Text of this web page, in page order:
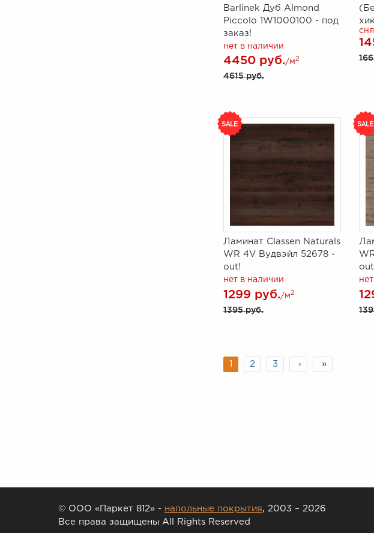
Barlinek Дуб Almond
Piccolo 1W1000100 - под
заказ!
нет в наличии
4450 руб./м 2
4615 руб.
Ламинат Classen Naturals
WR 4V Вудвэйл 52678 -
out!
нет в наличии
1299 руб./м2
1395 руб.
1 2 3 › »
© ООО «Паркет 812» - напольные покрытия, 2003 – 2026
Все права защищены All Rights Reserved